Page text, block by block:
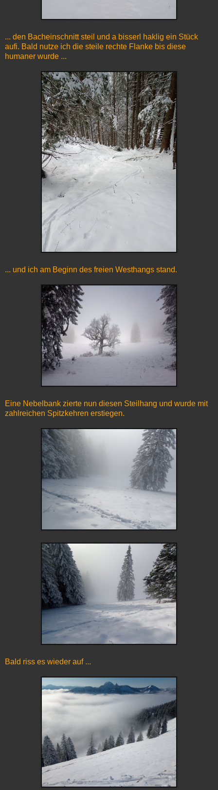
... den Bacheinschnitt steil und a bisserl haklig ein Stück
aufi. Bald nutze ich die steile rechte Flanke bis diese
humaner wurde ...
... und ich am Beginn des freien Westhangs stand.
Eine Nebelbank zierte nun diesen Steilhang und wurde mit
zahlreichen Spitzkehren erstiegen.
Bald riss es wieder auf ...